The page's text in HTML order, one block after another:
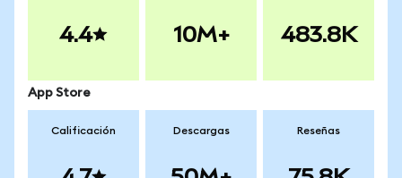
4.4 10M+ 483.8K
App Store
Calificación Descargas Reseñas